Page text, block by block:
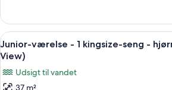
byudsigt
(Corner,
Hearing)
værelse
1
kingsize-
-
handicapvenligt
Indlæs
alle
billeder
af
Et
7
Junior-værelse - 1 kingsize-seng -
View)
Udsigt til vandet
37 m²